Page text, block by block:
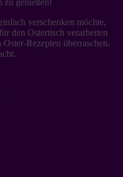
verschenken möchte,
den Ostertisch verarbeiten
Rezepten überraschen.